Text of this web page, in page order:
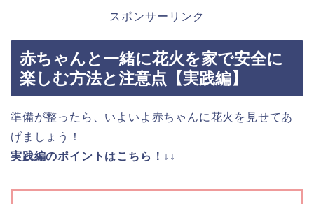
スポンサーリンク
赤ちゃんと一緒に花火を家で安全に
楽しむ方法と注意点【実践編】
準備が整ったら、いよいよ赤ちゃんに花火を見せてあ
げましょう！
実践編のポイントはこちら！↓↓